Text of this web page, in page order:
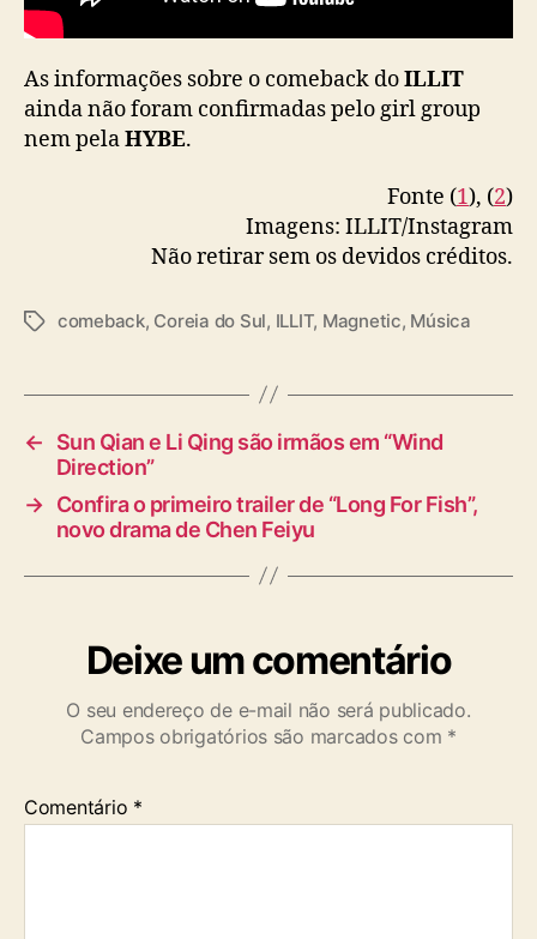
r
As informações sobre o comeback doILLIT
ainda não foram confirmadas pelo girl group
nem pelaHYBE.
Fonte (1), (2)
Imagens: ILLIT/Instagram
Não retirar sem os devidos créditos.
T
s
comeback, Coreia do Sul, ILLIT, Magnetic, Música
←
Sun Qian e Li Qing são irmãos em “Wind
Direction”
→ Confira o primeiro trailer de “Long For Fish”,
novo drama de Chen Feiyu
Deixe um comentário
O seu endereço de e-mail não será publicado.
Campos obrigatórios são marcados com *
Comentário *